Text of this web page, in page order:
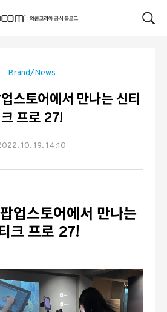
Brand/News
스토어에서 만나는 신티
크 프로 27!
10. 19. 14:10
업스토어에서 만나는
크 프로 27!